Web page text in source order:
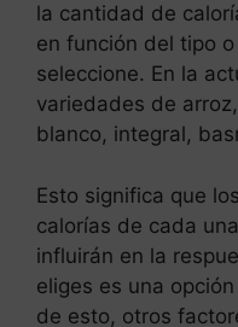
la cantidad de
en función del tipo
seleccione. En la
variedades de
blanco, integral,
Esto significa que
calorías de cada
influirán en la
eliges es una
de esto, otros